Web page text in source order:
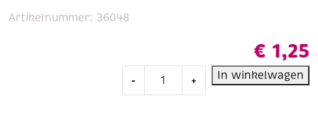
€ 1,25
- + In winkelwagen
Artikelnummer: 36048